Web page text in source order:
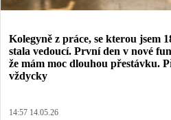
Kolegyně z práce, se kterou jsem
stala vedoucí. První den v nové
že mám moc dlouhou přestávku.
vždycky
14:57 14.05.26